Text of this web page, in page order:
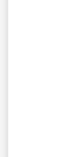
extraite
des
vous
est